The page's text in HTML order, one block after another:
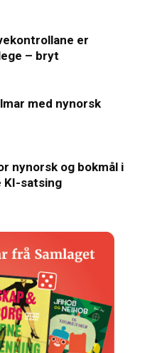
er
– bryt
med nynorsk
nynorsk og bokmål i
KI-satsing